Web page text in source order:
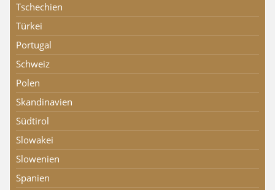
Tschechien
Türkei
Portugal
Schweiz
Polen
Skandinavien
Südtirol
Slowakei
Slowenien
Spanien